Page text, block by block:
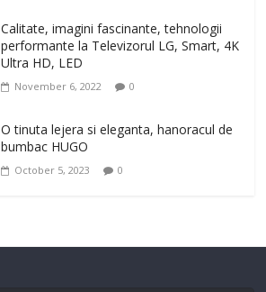
Calitate, imagini fascinante, tehnologii
performante la Televizorul LG, Smart, 4K
Ultra HD, LED
November 6, 2022 0
O tinuta lejera si eleganta, hanoracul de
bumbac HUGO
October 5, 2023 0